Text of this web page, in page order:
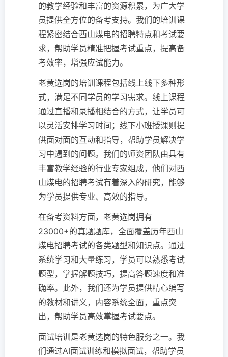
的教学经验和丰富的资源积累，为广大学
员提供全方位的备考支持。我们的培训课
程紧密结合西山煤电的招聘特点和考试要
求，帮助学员精准把握考试重点，提高备
考效率，增强应试能力。
老黄选岗的培训课程包括线上线下多种形
式，满足不同学员的学习需求。线上课程
通过直播和录播相结合的方式，让学员可
以灵活安排学习时间；线下小班授课则提
供面对面的互动和指导，帮助学员解决学
习中遇到的问题。我们的师资团队由具有
丰富教学经验的行业专家组成，他们对西
山煤电的招聘考试有着深入的研究，能够
为学员提供专业、高效的指导。
在备考资料方面，老黄选岗拥有
23000+的真题题库，全面覆盖历年西山
煤电招聘考试的各类题型和知识点。通过
系统学习和大量练习，学员可以熟悉考试
题型，掌握解题技巧，提高答题速度和准
确率。此外，我们还为学员提供精心编写
的教材和讲义，内容系统全面，重点突
出，帮助学员高效掌握考试要点。
面试培训是老黄选岗的特色服务之一。我
们通过AI面试训练和模拟面试，帮助学员